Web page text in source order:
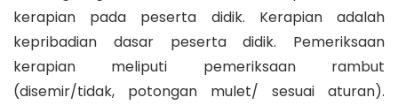
kerapian pada peserta didik. Kerapian adalah
kepribadian dasar peserta didik. Pemeriksaan
kerapian meliputi pemeriksaan rambut
(disemir/tidak, potongan mulet/ sesuai aturan).